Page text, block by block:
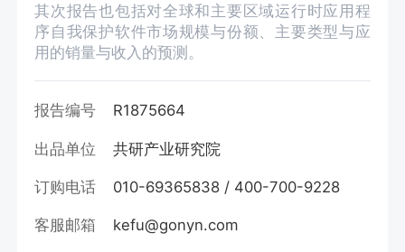
其次报告也包括对全球和主要区域运行时应用程
序自我保护软件市场规模与份额、主要类型与应
用的销量与收入的预测。
报告编号 R1875664
出品单位 共研产业研究院
订购电话 010-69365838 / 400-700-9228
客服邮箱 kefu@gonyn.com